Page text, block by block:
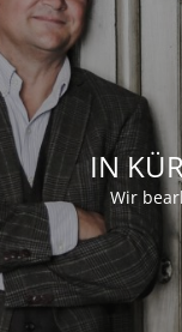
IN
Wir